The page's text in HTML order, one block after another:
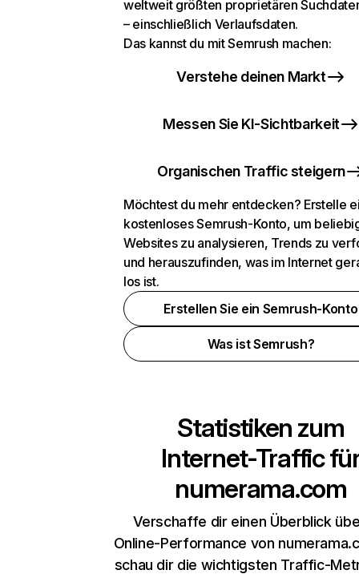
weltweit größten proprietären
– einschließlich Verlaufsdaten.
Das kannst du mit Semrush machen:
Verstehe deinen Markt
Messen Sie KI-Sichtbarkeit
Organischen Traffic steigern
Möchtest du mehr entdecken? Erstelle
kostenloses Semrush-Konto, um
Websites zu analysieren, Trends zu
und herauszufinden, was im Internet
los ist.
Erstellen Sie ein Semrush-Konto
Was ist Semrush?
Statistiken zum
Internet-Traffic
numerama.com
Verschaffe dir einen Überblick
Online-Performance von
schau dir die wichtigsten Traffic-